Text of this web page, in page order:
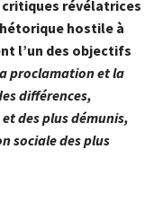
critiques révélatrices
hostile à
l’un des objectifs
proclamation et la
différences,
des plus démunis,
sociale des plus